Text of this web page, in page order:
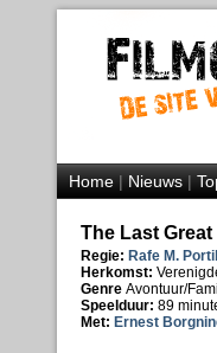
Home|Nieuws|
The Last Great
Regie: Rafe M.
Herkomst:
Genre Avontuur/
Speelduur: 89
Met: Ernest